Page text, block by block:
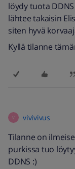
löydy tuota
lähtee takaisin
siten hyvä
Kyllä tilanne
V vivivivus
Tilanne on
purkissa tuo
DDNS :)